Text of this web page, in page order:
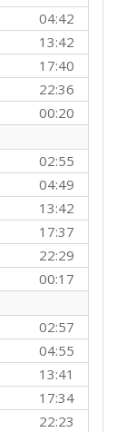
04:42
13:42
17:40
22:36
00:20
02:55
04:49
13:42
17:37
22:29
00:17
02:57
04:55
13:41
17:34
22:23